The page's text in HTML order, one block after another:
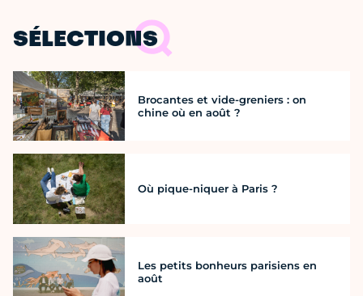
SÉLECTIONS
Brocantes et vide-greniers : on
chine où en août ?
Où pique-niquer à Paris ?
Les petits bonheurs parisiens en
août